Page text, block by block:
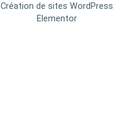
Création de sites WordPress
Elementor